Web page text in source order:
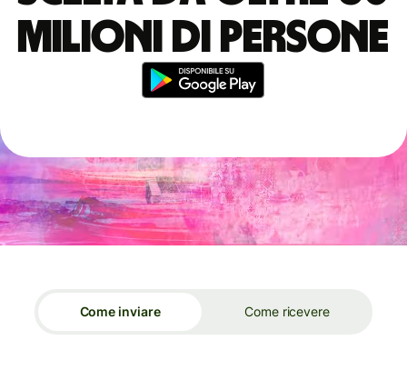
milioni di persone
Come inviare Come ricevere